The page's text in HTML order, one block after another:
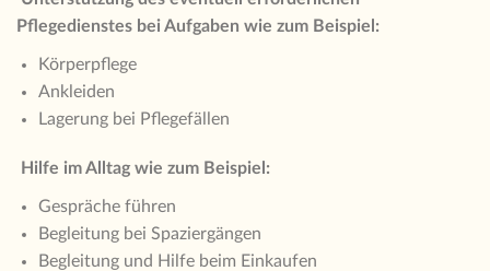
Pflegedienstes bei Aufgaben wie zum Beispiel:
Körperpflege
Ankleiden
Lagerung bei Pflegefällen
Hilfe im Alltag wie zum Beispiel:
Gespräche führen
Begleitung bei Spaziergängen
Begleitung und Hilfe beim Einkaufen